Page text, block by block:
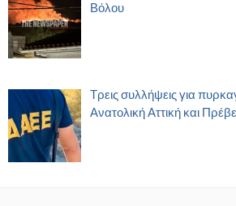
Βόλου
Τρεις συλλήψεις για
Ανατολική Αττική και